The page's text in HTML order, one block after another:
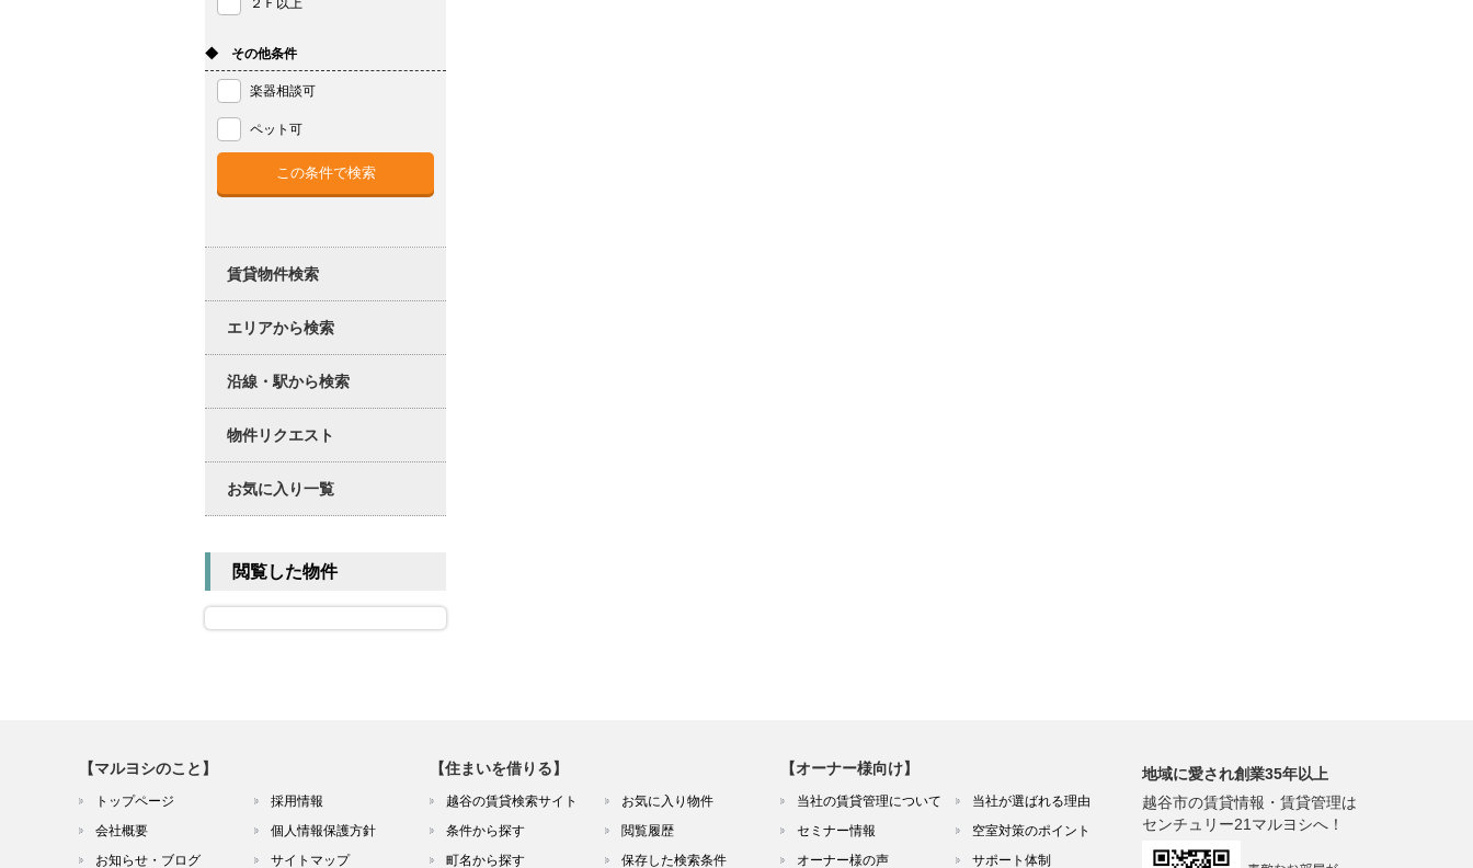
◆ その他条件
楽器相談可
ペット可
賃貸物件検索
エリアから検索
沿線・駅から検索
物件リクエスト
お気に入り一覧
閲覧した物件
【マルヨシのこと】
トップページ
会社概要
お知らせ・ブログ
採用情報
個人情報保護方針
サイトマップ
【住まいを借りる】
越谷の賃貸検索サイト
条件から探す
町名から探す
お気に入り物件
閲覧履歴
保存した検索条件
【オーナー様向け】
当社の賃貸管理について
セミナー情報
オーナー様の声
当社が選ばれる理由
空室対策のポイント
サポート体制
地域に愛され創業35年以上
越谷市の賃貸情報・賃貸管理は
センチュリー21マルヨシへ！